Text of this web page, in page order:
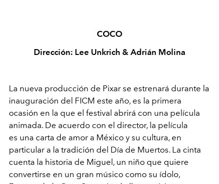
COCO
Dirección: Lee Unkrich & Adrián Molina
La nueva producción de Pixar se estrenará durante la
inauguración del FICM este año, es la primera
ocasión en la que el festival abrirá con una película
animada. De acuerdo con el director, la película
es una carta de amor a México y su cultura, en
particular a la tradición del Día de Muertos. La cinta
cuenta la historia de Miguel, un niño que quiere
convertirse en un gran músico como su ídolo,